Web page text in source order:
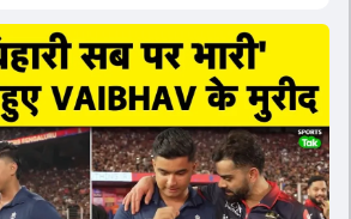
वैल्युएबल प्लेयर का खिताब जीता। इसके अलावा पंजाब
साथ लक्ष्य का पीछा करने वाली टीमों की सफलता
गया है।